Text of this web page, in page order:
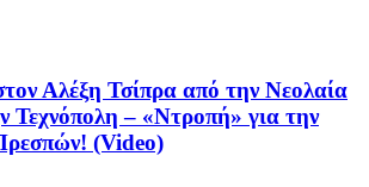
Αλέξη Τσίπρα από την Νεολαία
– «Ντροπή» για την
(Video)